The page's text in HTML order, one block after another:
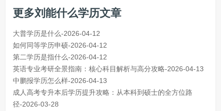
更多刘能什么学历文章
大普学历是什么-2026-04-12
如何同等学历申硕-2026-04-12
第二学历是指什么-2026-04-12
英语专业考研全景指南：核心科目解析与高分攻略-2026-04-13
中鹏报学历怎么样-2026-04-13
成人高考专升本后学历提升攻略：从本科到硕士的全方位路
径-2026-03-28